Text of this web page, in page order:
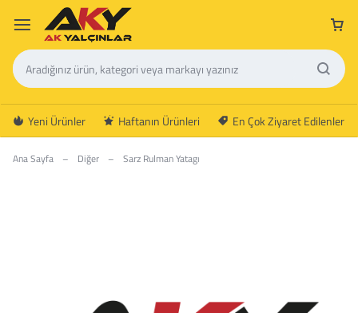
Yeni Ürünler Haftanın Ürünleri En Çok Ziyaret Edilenler
Ana Sayfa – Diğer – Sarz Rulman Yatagı